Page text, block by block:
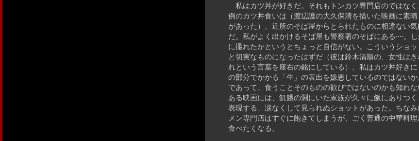
私はカツ丼が好きだ。それもトンカツ専門店のではな
例のカツ丼食いは（渡辺護の大久保清を描いた映画に素
があった）、近所のそば屋からとられたものに相違ない
だ。私がよく出かけるそば屋も警察署のそばにある‥‥。
に撮れたかというとちょっと自信がない。こういうショ
と切実なものになったはずだ（彼は鈴木清順の、女性は
れという言葉を座右の銘にしている）。私はカツ丼好き
の部分でかかる「生」の表出を嫌悪しているのではない
であって、食うことそのものの歓びではないのかも知れ
ある映画には、飢餓の淵にいた家族が久々に飯にありつ
表現する、涙なくして見られぬショットがあった。ちな
メン専門店はすぐに飽きてしまうが、ごく普通の中華料
食べたくなる。